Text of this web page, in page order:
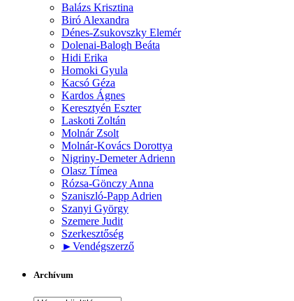
Balázs Krisztina
Biró Alexandra
Dénes-Zsukovszky Elemér
Dolenai-Balogh Beáta
Hidi Erika
Homoki Gyula
Kacsó Géza
Kardos Ágnes
Keresztyén Eszter
Laskoti Zoltán
Molnár Zsolt
Molnár-Kovács Dorottya
Nigriny-Demeter Adrienn
Olasz Tímea
Rózsa-Gönczy Anna
Szaniszló-Papp Adrien
Szanyi György
Szemere Judit
Szerkesztőség
►Vendégszerző
Archívum